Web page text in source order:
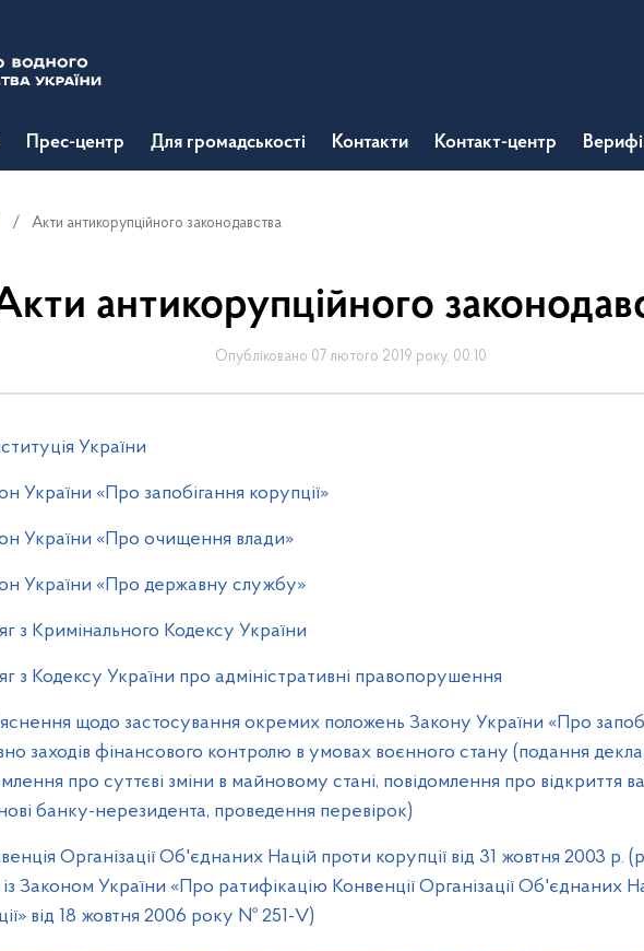
Прес-центр Для громадськості Контакти Контакт-центр
Акти антикорупційного законодавства
антикорупційного
Опубліковано 07 лютого 2019 року, 00:10
України
України «Про запобігання корупції»
України «Про очищення влади»
України «Про державну службу»
з Кримінального Кодексу України
з Кодексу України про адміністративні правопорушення
щодо застосування окремих положень Закону України «Про
заходів фінансового контролю в умовах воєнного стану (подання
про суттєві зміни в майновому стані, повідомлення про відкриття
банку-нерезидента, проведення перевірок)
Організації Об'єднаних Націй проти корупції від 31 жовтня 2003 р.
із Законом України «Про ратифікацію Конвенції Організації Об'єднаних
від 18 жовтня 2006 року № 251-V)